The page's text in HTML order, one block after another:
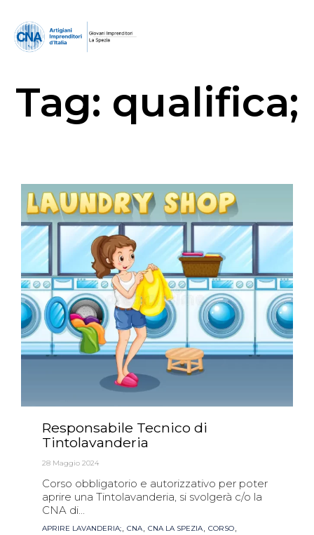
Tag: qualifica;
Responsabile Tecnico di
Tintolavanderia
28 Maggio 2024
Corso obbligatorio e autorizzativo per poter
aprire una Tintolavanderia, si svolgerà c/o la
CNA di...
Tags
APRIRE LAVANDERIA;, CNA, CNA LA SPEZIA, CORSO,